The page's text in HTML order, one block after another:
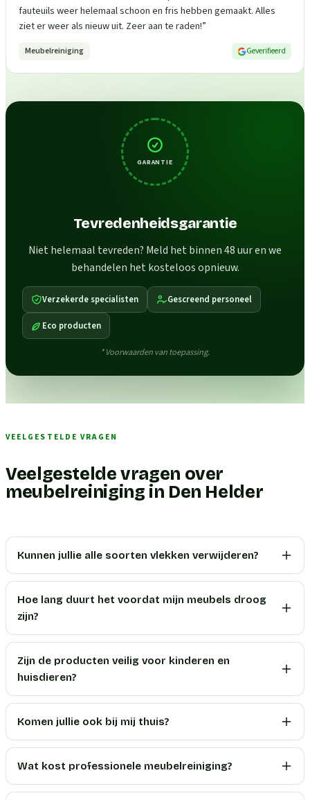
fauteuils weer helemaal schoon en fris hebben gemaakt. Alles
ziet er weer als nieuw uit. Zeer aan te raden!”
Meubelreiniging Geverifieerd
GARANTIE
Tevredenheidsgarantie
Niet helemaal tevreden? Meld het binnen 48 uur en we
behandelen het kosteloos opnieuw.
Verzekerde specialisten Gescreend personeel
Eco producten
* Voorwaarden van toepassing.
VEELGESTELDE VRAGEN
Veelgestelde vragen over
meubelreiniging in Den Helder
Kunnen jullie alle soorten vlekken verwijderen?
Hoe lang duurt het voordat mijn meubels droog
zijn?
Zijn de producten veilig voor kinderen en
huisdieren?
Komen jullie ook bij mij thuis?
Wat kost professionele meubelreiniging?